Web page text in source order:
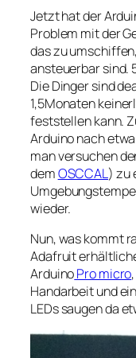
Jetzt hat der
Problem mit der
das zu
ansteuerbar sind.
Die Dinger sind
1,5Monaten
feststellen kann.
Arduino nach
man versuchen
demOSCCAL) zu
wieder.
Nun, was kommt
Adafruit
ArduinoPro micro
Handarbeit und
LEDs saugen da